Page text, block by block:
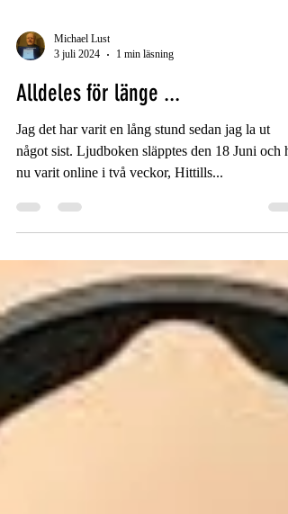
Michael Lust
1 min läsning
Alldeles för länge ...
Jag det har varit en lång stund sedan jag la ut
något sist. Ljudboken släpptes den 18 Juni och
nu varit online i två veckor, Hittills...